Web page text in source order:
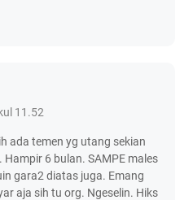
11.52
ada temen yg utang sekian
6 bulan. SAMPE males
gara2 diatas juga. Emang
aja sih tu org. Ngeselin. Hiks